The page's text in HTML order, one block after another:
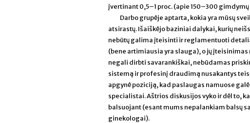
įvertinant 0,5–1 proc. (apie 150–300
Darbo grupėje aptarta, kokia yra mūsų
atsirastų. Išaiškėjo baziniai dalykai, kurių
nebūtų galima įteisinti ir reglamentuoti
(bene artimiausia yra slauga), o jų
negali dirbti savarankiškai, nebūdamas
sistemą ir profesinį draudimą nusakantys
apgynė poziciją, kad paslaugas namuose
specialistai. Aštrios diskusijos vyko ir dėl to,
balsuojant (esant mums nepalankiam balsų
ginekologai).